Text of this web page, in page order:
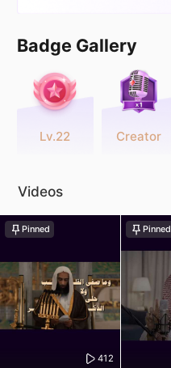
Badge Gallery
Lv.22 Creator
Videos
412
Pinned Pinned